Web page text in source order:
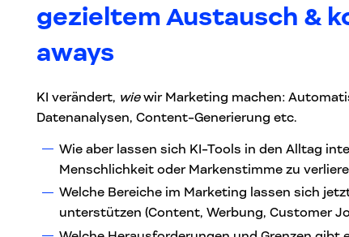
gezieltem Austausch &
aways
KI verändert, wiewir Marketing machen:
Datenanalysen, Content-Generierung etc.
Wie aber lassen sich KI-Tools in den Alltag
Menschlichkeit oder Markenstimme zu
Welche Bereiche im Marketing lassen sich
unterstützen (Content, Werbung, Customer